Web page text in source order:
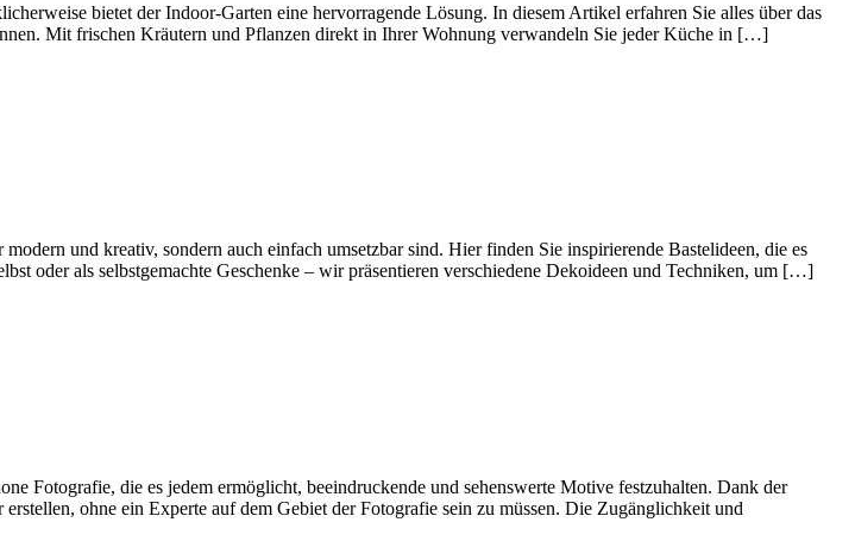
bietet der Indoor-Garten eine hervorragende Lösung. In diesem Artikel erfahren Sie alles über das
Mit frischen Kräutern und Pflanzen direkt in Ihrer Wohnung verwandeln Sie jeder Küche in […]
und kreativ, sondern auch einfach umsetzbar sind. Hier finden Sie inspirierende Bastelideen, die es
oder als selbstgemachte Geschenke – wir präsentieren verschiedene Dekoideen und Techniken, um […]
Fotografie, die es jedem ermöglicht, beeindruckende und sehenswerte Motive festzuhalten. Dank der
ohne ein Experte auf dem Gebiet der Fotografie sein zu müssen. Die Zugänglichkeit und